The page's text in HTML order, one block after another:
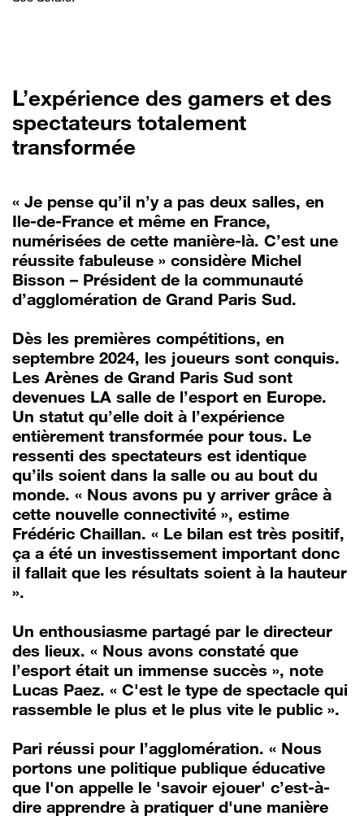
L’expérience des gamers et des
spectateurs totalement
transformée
« Je pense qu’il n’y a pas deux salles, en
Ile-de-France et même en France,
numérisées de cette manière-là. C’est une
réussite fabuleuse » considère Michel
Bisson – Président de la communauté
d’agglomération de Grand Paris Sud.
Dès les premières compétitions, en
septembre 2024, les joueurs sont conquis.
Les Arènes de Grand Paris Sud sont
devenues LA salle de l’esport en Europe.
Un statut qu’elle doit à l’expérience
entièrement transformée pour tous. Le
ressenti des spectateurs est identique
qu’ils soient dans la salle ou au bout du
monde. « Nous avons pu y arriver grâce à
cette nouvelle connectivité », estime
Frédéric Chaillan. « Le bilan est très positif,
ça a été un investissement important donc
il fallait que les résultats soient à la hauteur
».
Un enthousiasme partagé par le directeur
des lieux. « Nous avons constaté que
l’esport était un immense succès », note
Lucas Paez. « C'est le type de spectacle qui
rassemble le plus et le plus vite le public ».
Pari réussi pour l’agglomération. « Nous
portons une politique publique éducative
que l'on appelle le 'savoir ejouer' c’est-à-
dire apprendre à pratiquer d'une manière